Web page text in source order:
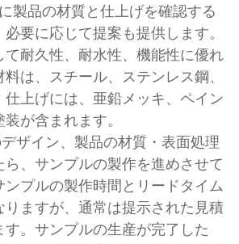
製品の材質と仕上げを確認する
要に応じて提案も提供します。
て耐久性、耐水性、機能性に優れ
は、スチール、ステンレス鋼、
仕上げには、亜鉛メッキ、ペイン
装が含まれます。
ザイン、製品の材質・表面処理
、サンプルの製作を進めさせて
ンプルの製作時間とリードタイム
りますが、通常は提示された見積
す。サンプルの生産が完了した